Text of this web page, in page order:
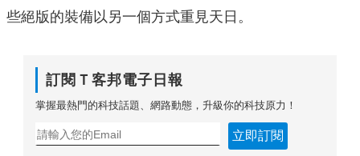
些絕版的裝備以另一個方式重見天日。
訂閱Ｔ客邦電子日報
掌握最熱門的科技話題、網路動態，升級你的科技原力！
立即訂閱